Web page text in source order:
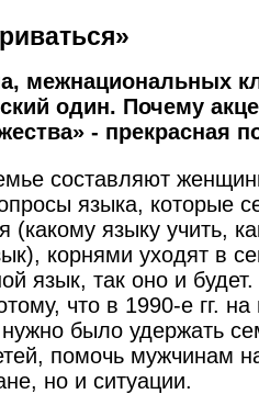
межнациональных
один. Почему
- прекрасная
составляют
языка, которые
(какому языку учить,
корнями уходят в
язык, так оно и
что в 1990-е гг.
нужно было удержать
помочь мужчинам
но и ситуации.